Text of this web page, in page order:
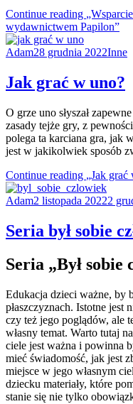
Continue reading
wydawnictwem Papilon”
Adam28 grudnia 2022Inne
Jak grać w uno?
O grze uno słyszał
zasady tejże gry, z
polega ta karciana gra, jak
jest w jakikolwiek sposób
Continue reading „Jak grać
Adam2 listopada 20222
Seria był sobie
Seria „Był sobie
Edukacja dzieci ważne, by
płaszczyznach. Istotne jest
czy też jego poglądów, ale
własny temat. Warto tutaj
ciele jest ważna i powinna
mieć świadomość, jak jest
miejsce w jego własnym
dziecku materiały, które
stanie się nie tylko